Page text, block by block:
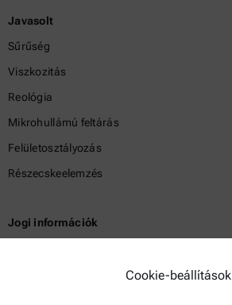
Javasolt
Sűrűség
Viszkozitás
Reológia
Mikrohullámú feltárás
Felületosztályozás
Részecskeelemzés
Jogi információk
Csoport adatvédelmi szabályzataCookie-beállítások